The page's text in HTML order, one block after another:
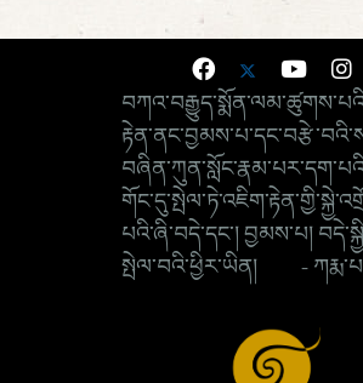
པའི་ཞི་བདེ་དང་། བྱམས་པ།
སྤེལ་བའི་ཕྱིར་ཡིན། -